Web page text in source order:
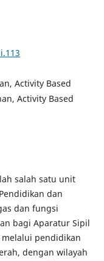
Activity Based
Activity Based
salah satu unit
dan
dan fungsi
bagi Aparatur Sipil
melalui pendidikan
dengan wilayah